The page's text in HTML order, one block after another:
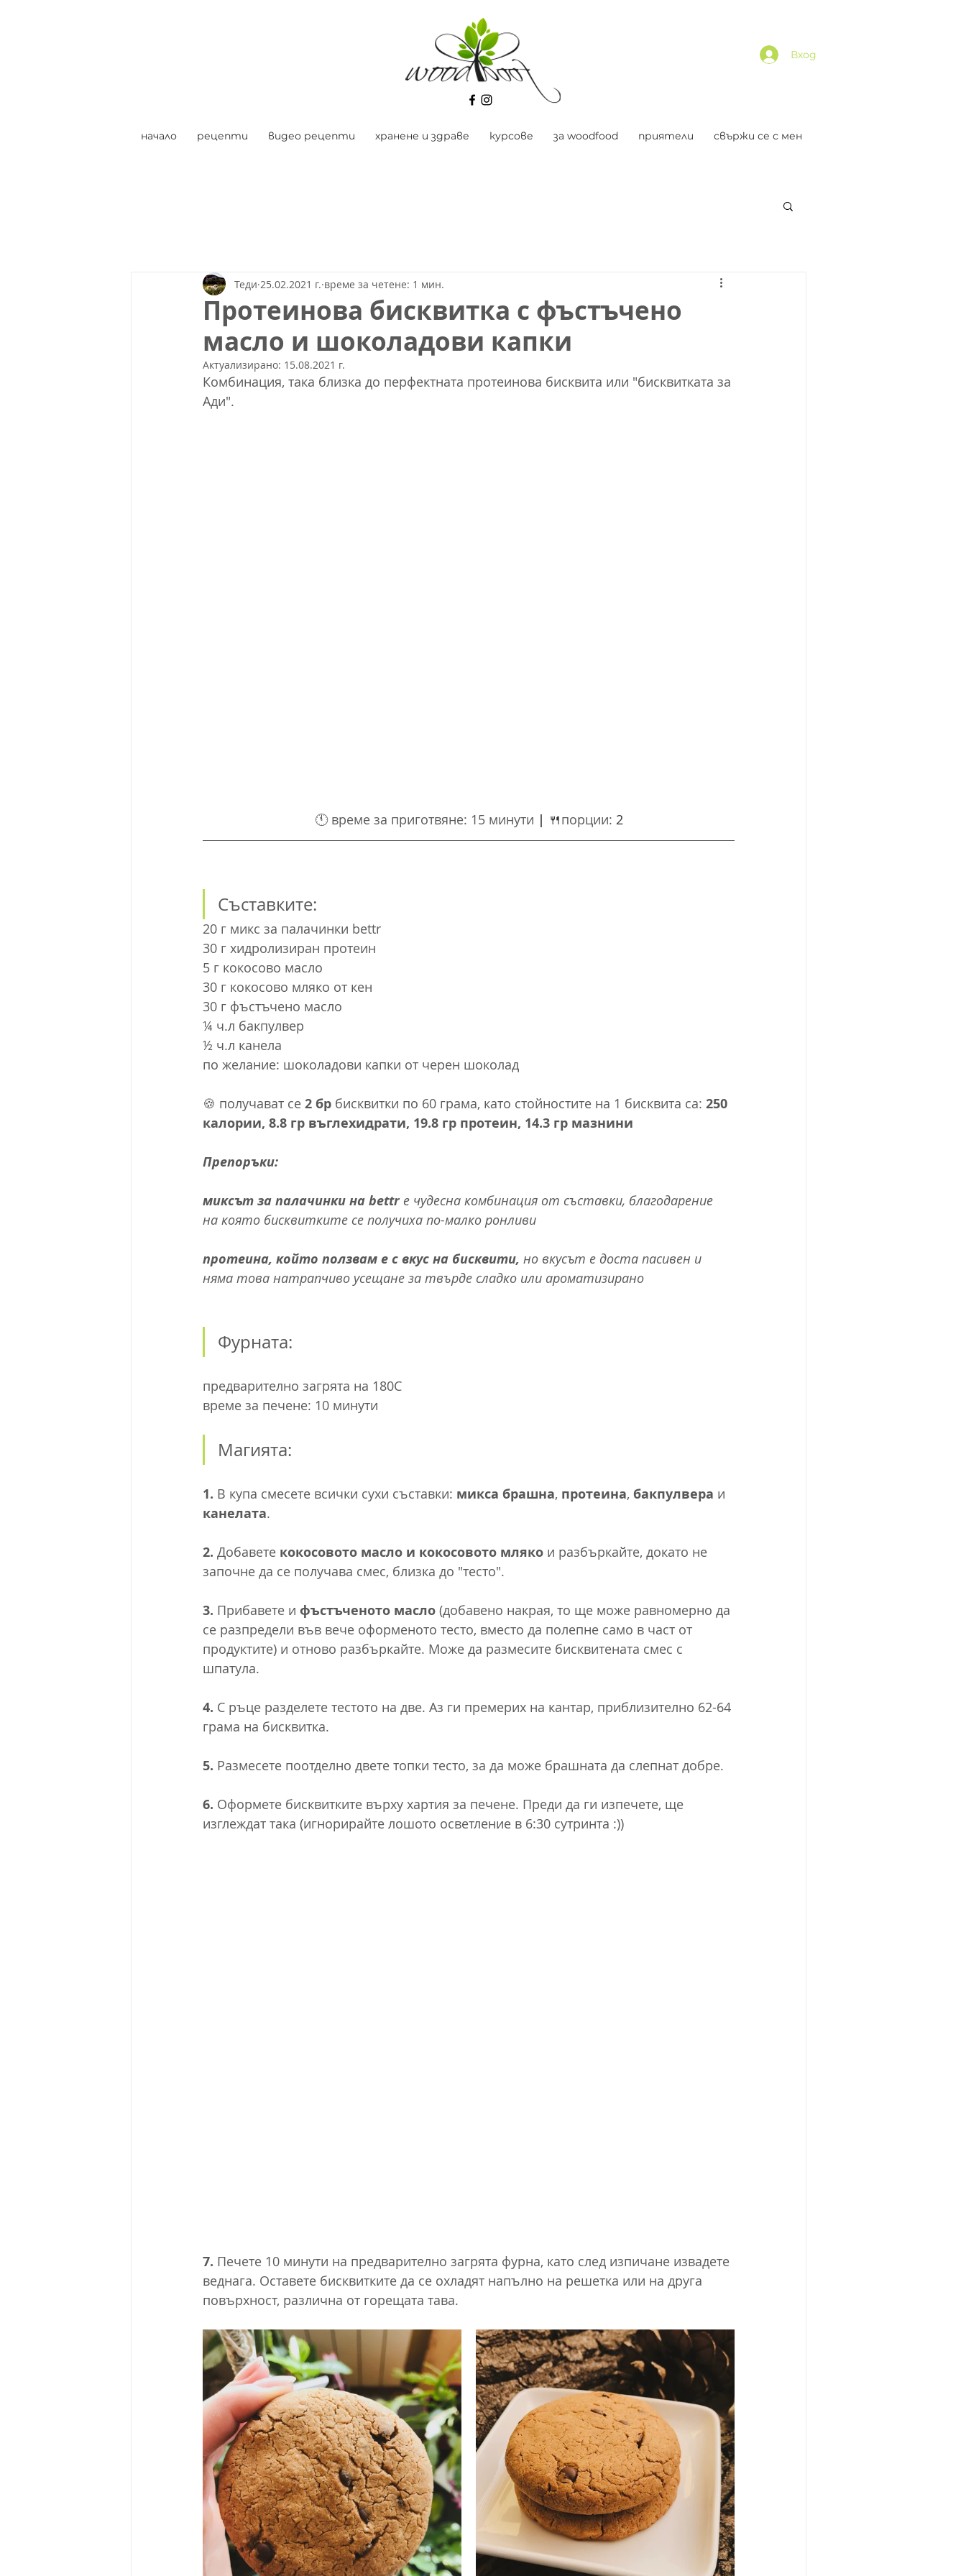
Вход
начало рецепти видео рецепти хранене и здраве курсове за woodfood приятели свържи се с мен
Протеинова бисквитка с фъстъчено
масло и шоколадови капки
Теди 25.02.2021 г. време за четене: 1 мин.
Актуализирано: 15.08.2021 г.
Комбинация, така близка до перфектната протеинова бисквита или "бисквитката за
Ади".
🕚 време за приготвяне: 15 минути | 🍴порции: 2
Съставките:
20 г микс за палачинки bettr
30 г хидролизиран протеин
5 г кокосово масло
30 г кокосово мляко от кен
30 г фъстъчено масло
¼ ч.л бакпулвер
½ ч.л канела
по желание: шоколадови капки от черен шоколад
🍪 получават се 2 бр бисквитки по 60 грама, като стойностите на 1 бисквита са: 250
калории, 8.8 гр въглехидрати, 19.8 гр протеин, 14.3 гр мазнини
Препоръки:
миксът за палачинки на bettr е чудесна комбинация от съставки, благодарение
на която бисквитките се получиха по-малко ронливи
протеина, който ползвам е с вкус на бисквити, но вкусът е доста пасивен и
няма това натрапчиво усещане за твърде сладко или ароматизирано
Фурната:
предварително загрята на 180C
време за печене: 10 минути
Магията:
1. В купа смесете всички сухи съставки: микса брашна, протеина, бакпулвера и
канелата.
2. Добавете кокосовото масло и кокосовото мляко и разбъркайте, докато не
започне да се получава смес, близка до "тесто".
3. Прибавете и фъстъченото масло (добавено накрая, то ще може равномерно да
се разпредели във вече оформеното тесто, вместо да полепне само в част от
продуктите) и отново разбъркайте. Може да размесите бисквитената смес с
шпатула.
4. С ръце разделете тестото на две. Аз ги премерих на кантар, приблизително 62-64
грама на бисквитка.
5. Размесете поотделно двете топки тесто, за да може брашната да слепнат добре.
6. Оформете бисквитките върху хартия за печене. Преди да ги изпечете, ще
изглеждат така (игнорирайте лошото осветление в 6:30 сутринта :))
7. Печете 10 минути на предварително загрята фурна, като след изпичане извадете
веднага. Оставете бисквитките да се охладят напълно на решетка или на друга
повърхност, различна от горещата тава.